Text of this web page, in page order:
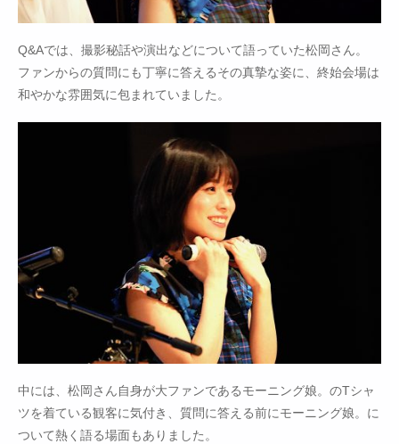
Q&Aでは、撮影秘話や演出などについて語っていた松岡さん。
ファンからの質問にも丁寧に答えるその真摯な姿に、終始会場は
和やかな雰囲気に包まれていました。
中には、松岡さん自身が大ファンであるモーニング娘。のTシャ
ツを着ている観客に気付き、質問に答える前にモーニング娘。に
ついて熱く語る場面もありました。